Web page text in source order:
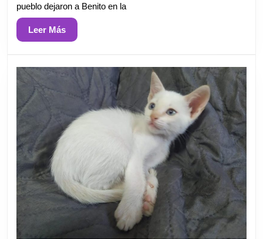
pueblo dejaron a Benito en la
Leer MásLeer
Más